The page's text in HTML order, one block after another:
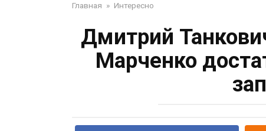
Главная » Интересно
Дмитрий
Марченко